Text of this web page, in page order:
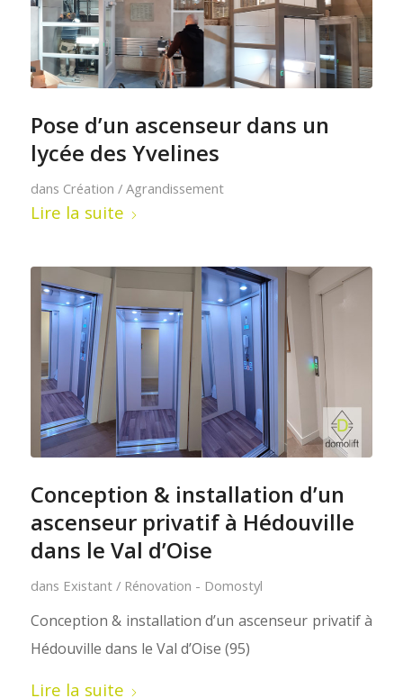
Pose d’un ascenseur dans un
lycée des Yvelines
dans Création / Agrandissement
Lire la suite
Conception & installation d’un
ascenseur privatif à Hédouville
dans le Val d’Oise
dans Existant / Rénovation - Domostyl
Conception & installation d’un ascenseur privatif à
Hédouville dans le Val d’Oise (95)
Lire la suite